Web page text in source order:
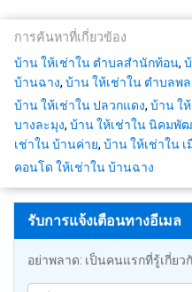
การค้นหาที่เกี่ยวข้อง
บ้าน ให้เช่าใน ตำบลสำนักท้อน,
บ้านฉาง, บ้าน ให้เช่าใน ตำบลพ
บ้าน ให้เช่าใน ปลวกแดง, บ้าน ใ
บางละมุง, บ้าน ให้เช่าใน นิคมพั
เช่าใน บ้านค่าย, บ้าน ให้เช่าใน เ
คอนโด ให้เช่าใน บ้านฉาง
รับการแจ้งเตือนทางอีเมล
อย่าพลาด: เป็นคนแรกที่รู้เกี่ย